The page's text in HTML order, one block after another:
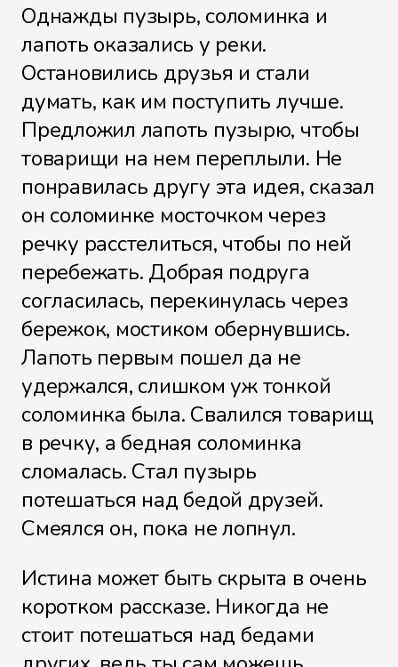
Однажды пузырь, соломинка и
лапоть оказались у реки.
Остановились друзья и стали
думать, как им поступить лучше.
Предложил лапоть пузырю, чтобы
товарищи на нем переплыли. Не
понравилась другу эта идея, сказал
он соломинке мосточком через
речку расстелиться, чтобы по ней
перебежать. Добрая подруга
согласилась, перекинулась через
бережок, мостиком обернувшись.
Лапоть первым пошел да не
удержался, слишком уж тонкой
соломинка была. Свалился товарищ
в речку, а бедная соломинка
сломалась. Стал пузырь
потешаться над бедой друзей.
Смеялся он, пока не лопнул.
Истина может быть скрыта в очень
коротком рассказе. Никогда не
стоит потешаться над бедами